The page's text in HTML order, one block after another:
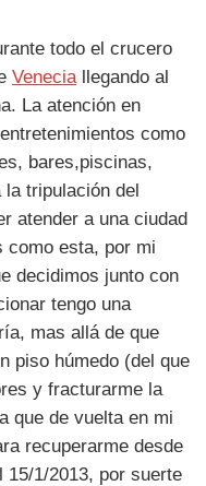
todo el crucero
Venecia llegando al
La atención en
como
bares,piscinas,
tripulación del
atender a una ciudad
como esta, por mi
decidimos junto con
tengo una
mas allá de que
piso húmedo (del que
y fracturarme la
que de vuelta en mi
recuperarme desde
15/1/2013, por suerte